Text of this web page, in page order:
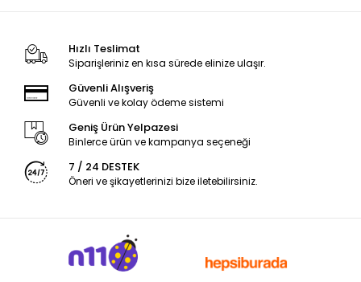
Hızlı Teslimat
Siparişleriniz en kısa sürede elinize ulaşır.
Güvenli Alışveriş
Güvenli ve kolay ödeme sistemi
Geniş Ürün Yelpazesi
Binlerce ürün ve kampanya seçeneği
7 / 24 DESTEK
Öneri ve şikayetlerinizi bize iletebilirsiniz.